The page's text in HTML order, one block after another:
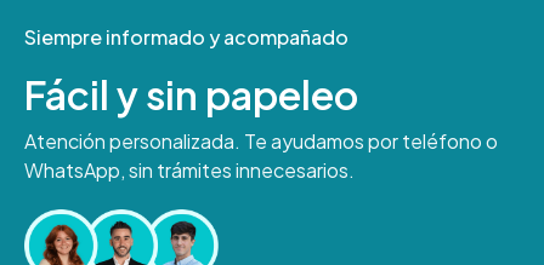
Siempre informado y acompañado
Fácil y sin papeleo
Atención personalizada. Te ayudamos por teléfono o
WhatsApp, sin trámites innecesarios.